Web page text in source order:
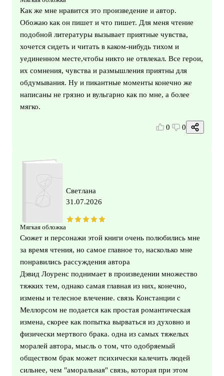
Как же мне нравится это произведение и автор.
Обожаю как он пишет и что пишет. Для меня чтение
подобной литературы вызывает приятные чувства,
хочется сидеть и читать в каком-нибудь тихом и
уединенном месте,чтобы никто не отвлекал. Все герои,
их сомнения, чувства и размышления приятны для
обдумывания. Ну и пикантные моменты конечно же
написаны не грязно и вульгарно как по мне, а более
мягко.
0 0
Мягкая обложка
Светлана
31.07.2026
Сюжет и персонажи этой книги очень полюбились мне
за время чтения, но самое главное то, насколько мне
понравились рассуждения автора
Дэвид Лоуренс поднимает в произведении множество
тяжких тем, однако самая главная из них, конечно,
измены и телесное влечение. связь Констанции с
Меллорсом не подается как простая романтическая
измена, скорее как попытка вырваться из духовно и
физически мертвого брака. одна из самых тяжелых
моралей автора, мысль о том, что одобряемый
обществом брак может психически калечить людей
сильнее, чем "аморальная" связь, которая при этом